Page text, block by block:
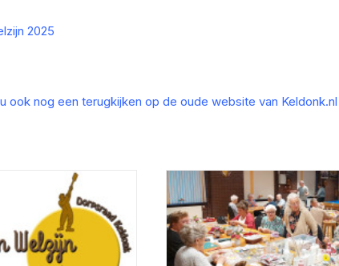
2025
ook nog een terugkijken op de oude website van Keldonk.nl